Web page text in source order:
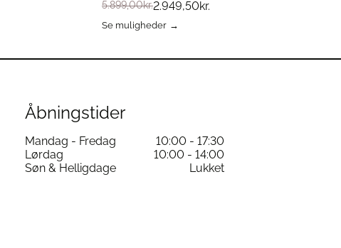
5.899,00kr.2.949,50kr.
Se muligheder
har
Mulighederne
kan
på
Åbningstider
Mandag - Fredag
10:00 - 17:30
Lørdag
10:00 - 14:00
Søn & Helligdage
Lukket